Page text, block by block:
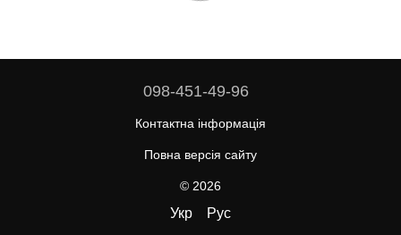
098-451-49-96
Контактна інформація
Повна версія сайту
© 2026
Укр Рус